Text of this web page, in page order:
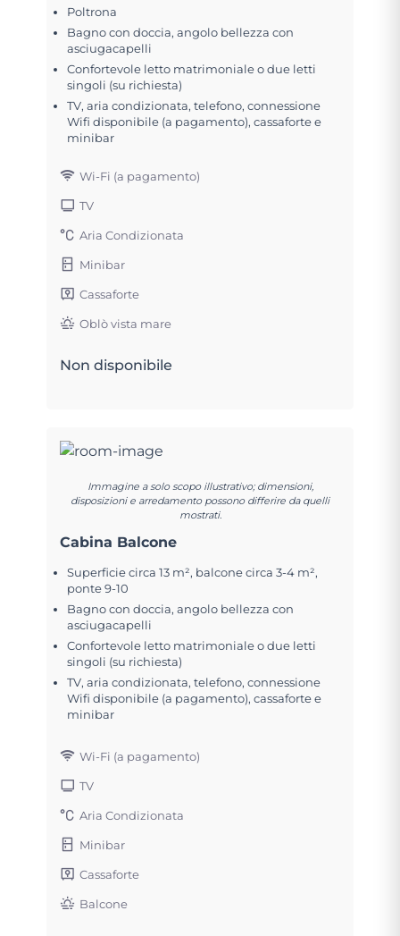
Poltrona
Bagno con doccia, angolo bellezza con
asciugacapelli
Confortevole letto matrimoniale o due letti
singoli (su richiesta)
TV, aria condizionata, telefono, connessione
Wifi disponibile (a pagamento), cassaforte e
minibar
Wi-Fi (a pagamento)
TV
Aria Condizionata
Minibar
Cassaforte
Oblò vista mare
Non disponibile
Immagine a solo scopo illustrativo; dimensioni,
disposizioni e arredamento possono differire da quelli
mostrati.
Cabina Balcone
Superficie circa 13 m², balcone circa 3-4 m²,
ponte 9-10
Bagno con doccia, angolo bellezza con
asciugacapelli
Confortevole letto matrimoniale o due letti
singoli (su richiesta)
TV, aria condizionata, telefono, connessione
Wifi disponibile (a pagamento), cassaforte e
minibar
Wi-Fi (a pagamento)
TV
Aria Condizionata
Minibar
Cassaforte
Balcone